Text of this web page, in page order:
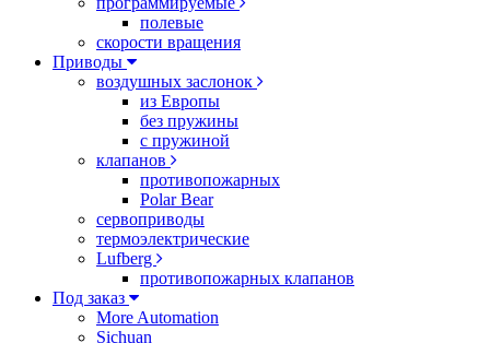
полевые
скорости вращения
Приводы
воздушных заслонок
из Европы
без пружины
с пружиной
клапанов
противопожарных
Polar Bear
сервоприводы
термоэлектрические
Lufberg
противопожарных клапанов
Под заказ
More Automation
Sichuan